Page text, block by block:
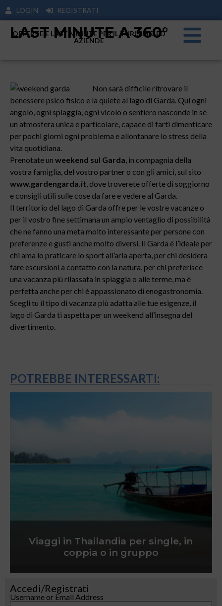
LOGIN REGISTRATI
LAST MINUTE A 360°
OFFERTE E LAST MINUTE PER IL TURISIMO ED
AZIENDE
Non sarà difficile ritrovare il
benessere psico fisico e la quiete al lago di Garda. Qui ogni
angolo, ogni spiaggia, ogni vicolo o sentiero nasconde in sé
un atmosfera unica e particolare, capace di farti dimenticare
per pochi giorni ogni problema e allontanare lo stress della
vita quotidiana.
Prenotate un weekend sul Garda, in compagnia della
vostra famiglia, del vostro partner o con gli amici, sul sito
www.gardengarda.it, dove troverete offerte di soggiorno
e consigli utili sulle cose da fare e vedere al Garda.
Il territorio del lago di Garda offre per le vostre vacanze o
per il vostro fine settimana un ampio ventaglio di possibilità
che ne fanno una meta molto interessante per persone con
preferenze e gusti anche molto diversi. Il Garda è l’ideale per
chi ama lo praticare lo sport all’aria aperta, per chi desidera
fare escursioni a contatto con la natura, per chi preferisce
una vacanza più rilassata in spiaggia o alle terme, ma è
perfetta anche per chi è appassionato di enogastronomia.
Scegli tu il tipo di vacanza più adatta alle tue esigenze, il
lago di Garda ti aspetta per un weekend all’insegna del
divertimento.
POTREBBE INTERESSARTI:
Viaggi in Thailandia per single, in
coppia o in gruppo
Accedi/Registrati
Username or Email Address